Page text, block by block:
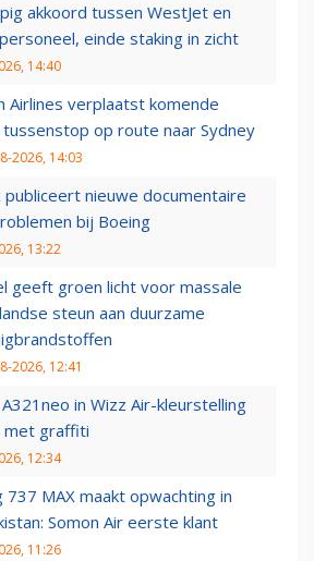
akkoord tussen WestJet en
einde staking in zicht
14:40
Airlines verplaatst komende
op route naar Sydney
2026, 14:03
nieuwe documentaire
bij Boeing
13:22
geeft groen licht voor massale
steun aan duurzame
2026, 12:41
in Wizz Air-kleurstelling
met graffiti
12:34
737 MAX maakt opwachting in
Somon Air eerste klant
11:26